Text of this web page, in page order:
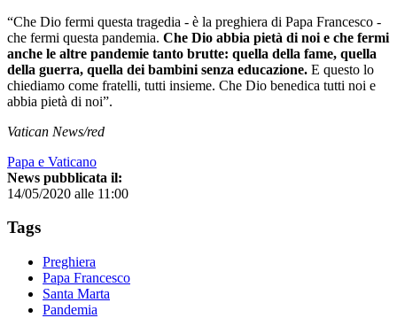
“Che Dio fermi questa tragedia - è la preghiera di Papa Francesco -
che fermi questa pandemia. Che Dio abbia pietà di noi e che fermi
anche le altre pandemie tanto brutte: quella della fame, quella
della guerra, quella dei bambini senza educazione. E questo lo
chiediamo come fratelli, tutti insieme. Che Dio benedica tutti noi e
abbia pietà di noi”.
Vatican News/red
Papa e Vaticano
News pubblicata il:
14/05/2020 alle 11:00
Tags
Preghiera
Papa Francesco
Santa Marta
Pandemia